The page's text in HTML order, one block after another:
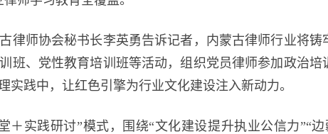
师协会秘书长李英勇告诉记者，内蒙古律师行业将铸
班、党性教育培训班等活动，组织党员律师参加政治
践中，让红色引擎为行业文化建设注入新动力。
实践研讨”模式，围绕“文化建设提升执业公信力”“边